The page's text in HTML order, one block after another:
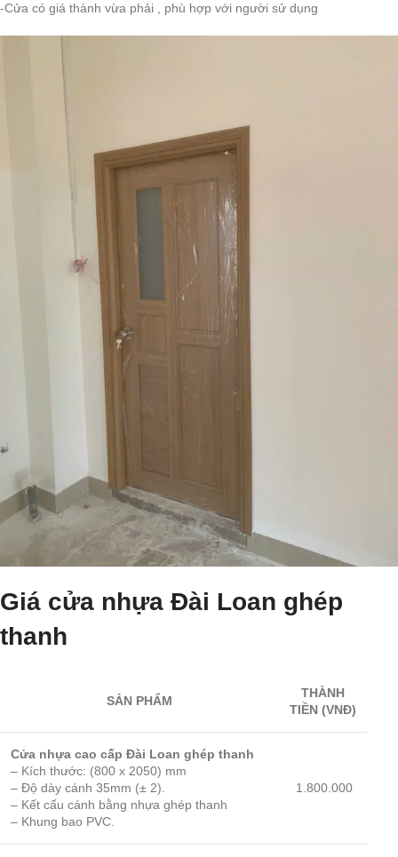
-Cửa có giá thành vừa phải , phù hợp với người sử dụng
Giá cửa nhựa Đài Loan ghép
thanh
SẢN PHẨM
THÀNH
TIỀN (VNĐ)
Cửa nhựa cao cấp Đài Loan ghép thanh
– Kích thước: (800 x 2050) mm
– Độ dày cánh 35mm (± 2).
– Kết cấu cánh bằng nhựa ghép thanh
– Khung bao PVC.
1.800.000